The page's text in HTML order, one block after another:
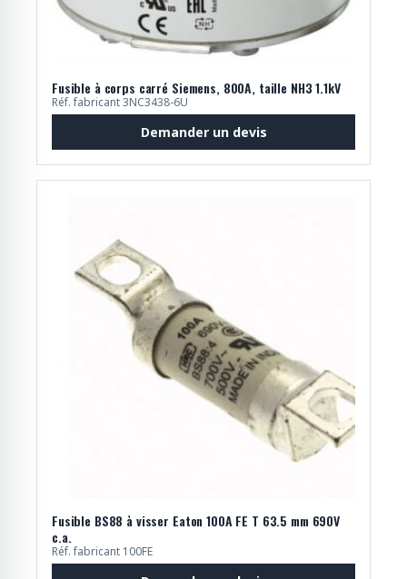
Fusible à corps carré Siemens, 800A, taille NH3 1.1kV
Réf. fabricant 3NC3438-6U
Demander un devis
Fusible BS88 à visser Eaton 100A FE T 63.5 mm 690V
c.a.
Réf. fabricant 100FE